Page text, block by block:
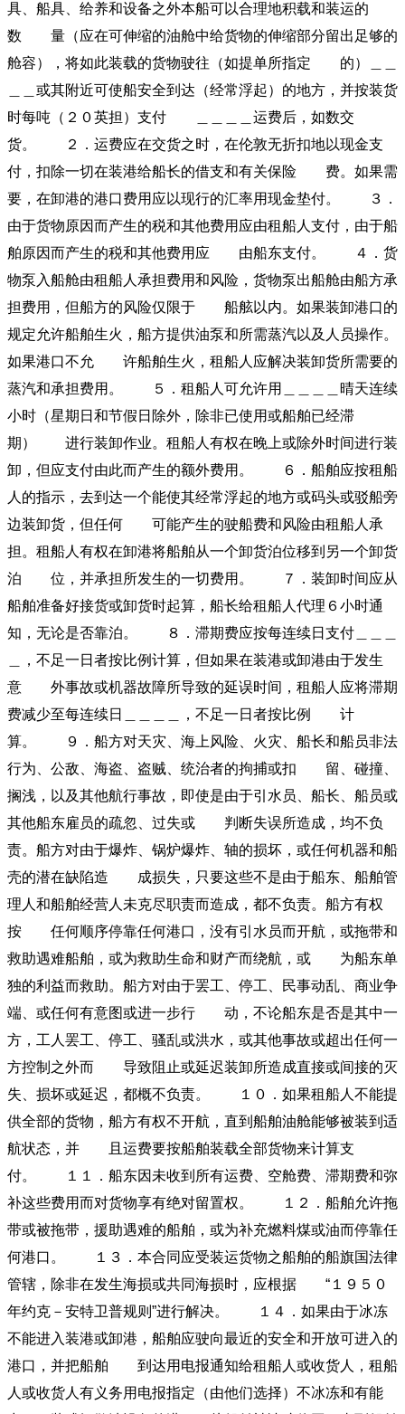
具、船具、给养和设备之外本船可以合理地积载和装运的
数 量（应在可伸缩的油舱中给货物的伸缩部分留出足够的
舱容），将如此装载的货物驶往（如提单所指定 的）＿＿
＿＿或其附近可使船安全到达（经常浮起）的地方，并按装货
时每吨（２０英担）支付 ＿＿＿＿运费后，如数交
货。 ２．运费应在交货之时，在伦敦无折扣地以现金支
付，扣除一切在装港给船长的借支和有关保险 费。如果需
要，在卸港的港口费用应以现行的汇率用现金垫付。 ３．
由于货物原因而产生的税和其他费用应由租船人支付，由于船
舶原因而产生的税和其他费用应 由船东支付。 ４．货
物泵入船舱由租船人承担费用和风险，货物泵出船舱由船方承
担费用，但船方的风险仅限于 船舷以内。如果装卸港口的
规定允许船舶生火，船方提供油泵和所需蒸汽以及人员操作。
如果港口不允 许船舶生火，租船人应解决装卸货所需要的
蒸汽和承担费用。 ５．租船人可允许用＿＿＿＿晴天连续
小时（星期日和节假日除外，除非已使用或船舶已经滞
期） 进行装卸作业。租船人有权在晚上或除外时间进行装
卸，但应支付由此而产生的额外费用。 ６．船舶应按租船
人的指示，去到达一个能使其经常浮起的地方或码头或驳船旁
边装卸货，但任何 可能产生的驶船费和风险由租船人承
担。租船人有权在卸港将船舶从一个卸货泊位移到另一个卸货
泊 位，并承担所发生的一切费用。 ７．装卸时间应从
船舶准备好接货或卸货时起算，船长给租船人代理６小时通
知，无论是否靠泊。 ８．滞期费应按每连续日支付＿＿＿
＿，不足一日者按比例计算，但如果在装港或卸港由于发生
意 外事故或机器故障所导致的延误时间，租船人应将滞期
费减少至每连续日＿＿＿＿，不足一日者按比例 计
算。 ９．船方对天灾、海上风险、火灾、船长和船员非法
行为、公敌、海盗、盗贼、统治者的拘捕或扣 留、碰撞、
搁浅，以及其他航行事故，即使是由于引水员、船长、船员或
其他船东雇员的疏忽、过失或 判断失误所造成，均不负
责。船方对由于爆炸、锅炉爆炸、轴的损坏，或任何机器和船
壳的潜在缺陷造 成损失，只要这些不是由于船东、船舶管
理人和船舶经营人未克尽职责而造成，都不负责。船方有权
按 任何顺序停靠任何港口，没有引水员而开航，或拖带和
救助遇难船舶，或为救助生命和财产而绕航，或 为船东单
独的利益而救助。船方对由于罢工、停工、民事动乱、商业争
端、或任何有意图或进一步行 动，不论船东是否是其中一
方，工人罢工、停工、骚乱或洪水，或其他事故或超出任何一
方控制之外而 导致阻止或延迟装卸所造成直接或间接的灭
失、损坏或延迟，都概不负责。 １０．如果租船人不能提
供全部的货物，船方有权不开航，直到船舶油舱能够被装到适
航状态，并 且运费要按船舶装载全部货物来计算支
付。 １１．船东因未收到所有运费、空舱费、滞期费和弥
补这些费用而对货物享有绝对留置权。 １２．船舶允许拖
带或被拖带，援助遇难的船舶，或为补充燃料煤或油而停靠任
何港口。 １３．本合同应受装运货物之船舶的船旗国法律
管辖，除非在发生海损或共同海损时，应根据 “１９５０
年约克－安特卫普规则”进行解决。 １４．如果由于冰冻
不能进入装港或卸港，船舶应驶向最近的安全和开放可进入的
港口，并把船舶 到达用电报通知给租船人或收货人，租船
人或收货人有义务用电报指定（由他们选择）不冰冻和有能